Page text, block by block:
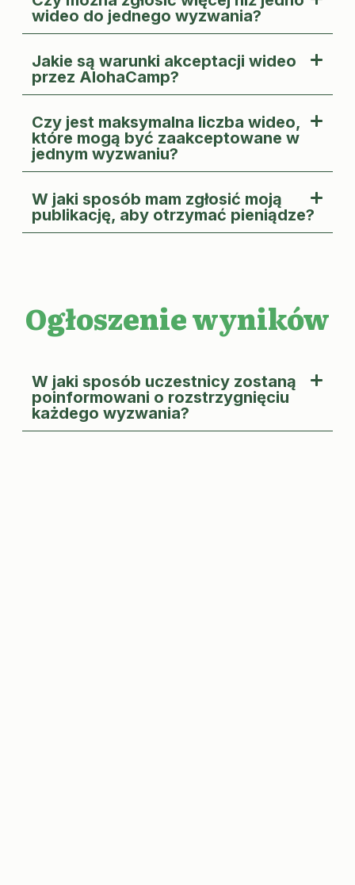
wideo do jednego wyzwania?
Jakie są warunki akceptacji wideo
przez AlohaCamp?
Czy jest maksymalna liczba wideo,
które mogą być zaakceptowane w
jednym wyzwaniu?
W jaki sposób mam zgłosić moją
publikację, aby otrzymać pieniądze?
Ogłoszenie wyników
W jaki sposób uczestnicy zostaną
poinformowani o rozstrzygnięciu
każdego wyzwania?